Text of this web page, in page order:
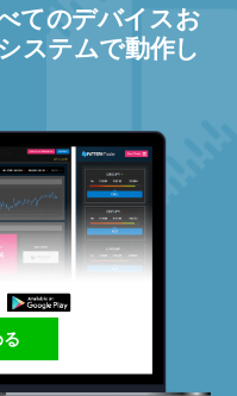
てのデバイスお
ステムで動作し